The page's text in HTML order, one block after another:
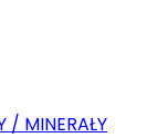
/ MINERAŁY